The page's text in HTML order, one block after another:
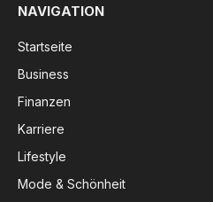
NAVIGATION
Startseite
Business
Finanzen
Karriere
Lifestyle
Mode & Schönheit